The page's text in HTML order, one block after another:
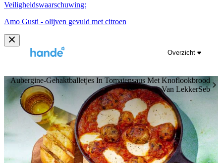
Veiligheidswaarschuwing:
Amo Gusti - olijven gevuld met citroen
Overzicht
Aubergine-Gehaktballetjes In Tomatensaus Met Knoflookbrood
Van LekkerSeb